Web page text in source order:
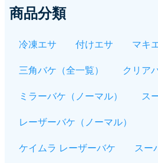
商品分類
冷凍エサ 付けエサ マキ
三角バケ（全一覧）
クリア
ミラーバケ（ノーマル）
ス
レーザーバケ（ノーマル）
ケイムラ レーザーバケ
スー